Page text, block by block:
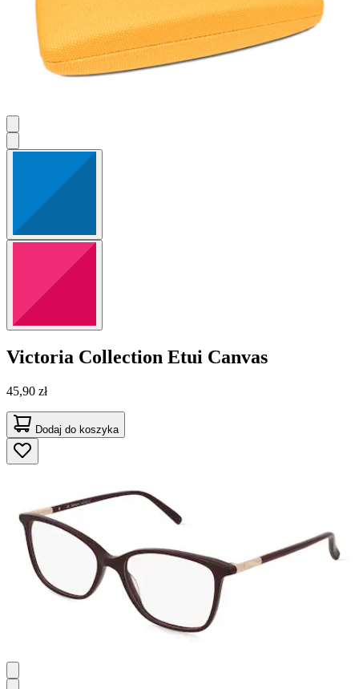
Victoria Collection Etui Canvas
45,90 zł
Dodaj do koszyka